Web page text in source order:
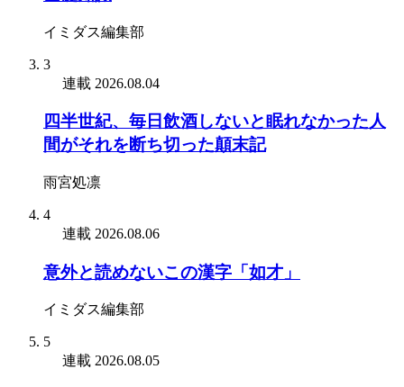
イミダス編集部
3
連載 2026.08.04
四半世紀、毎日飲酒しないと眠れなかった人
間がそれを断ち切った顛末記
雨宮処凛
4
連載 2026.08.06
意外と読めないこの漢字「如才」
イミダス編集部
5
連載 2026.08.05